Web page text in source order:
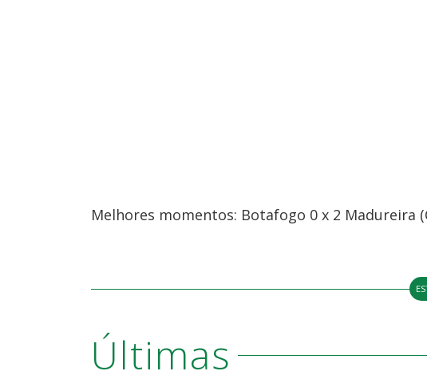
Melhores momentos: Botafogo 0 x 2 Madureira
Últimas